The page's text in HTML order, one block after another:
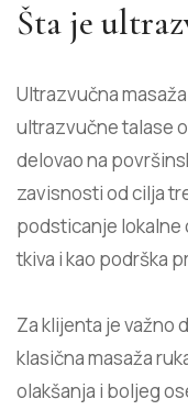
Šta je
Ultrazvučna
ultrazvučne talase
delovao na
zavisnosti od cilja
podsticanje lokalne
tkiva i kao podrška
Za klijenta je važno
klasična masaža
olakšanja i boljeg